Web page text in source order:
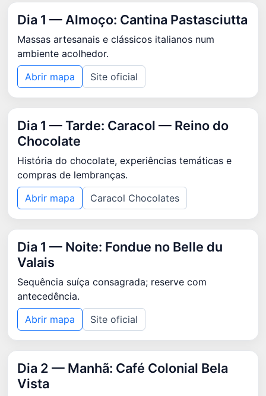
Dia 1 — Almoço: Cantina Pastasciutta
Massas artesanais e clássicos italianos num
ambiente acolhedor.
Abrir mapa
Site oficial
Dia 1 — Tarde: Caracol — Reino do
Chocolate
História do chocolate, experiências temáticas e
compras de lembranças.
Abrir mapa
Caracol Chocolates
Dia 1 — Noite: Fondue no Belle du
Valais
Sequência suíça consagrada; reserve com
antecedência.
Abrir mapa
Site oficial
Dia 2 — Manhã: Café Colonial Bela
Vista